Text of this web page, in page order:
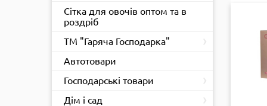
Сітка для овочів оптом та в
роздріб
ТМ "Гаряча Господарка"
Автотовари
Господарські товари
Дім і сад